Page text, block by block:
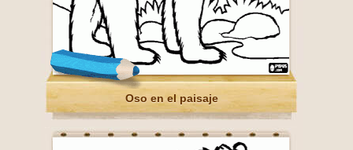
Oso en el paisaje